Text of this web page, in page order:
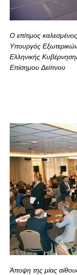
Ο επίτιμος
Υπουργός
Ελληνικής
Επίσημου Δείπνου
Άποψη της μίας